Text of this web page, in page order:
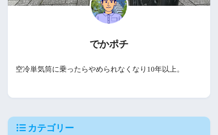
でかポチ
空冷単気筒に乗ったらやめられなくなり10年以上。
カテゴリー